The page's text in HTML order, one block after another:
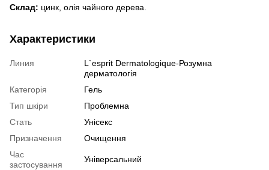
Склад: цинк, олія чайного дерева.
Характеристики
Линия
L`esprit Dermatologique-Розумна
дерматологія
Категорія
Гель
Тип шкіри
Проблемна
Стать
Унісекс
Призначення
Очищення
Час
застосування
Універсальний